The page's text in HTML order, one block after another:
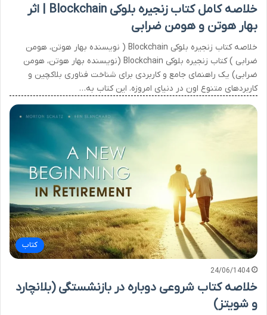
خلاصه کامل کتاب زنجیره بلوکی Blockchain | اثر
بهار هوتن و هومن ضرابی
خلاصه کتاب زنجیره بلوکی Blockchain ( نویسنده بهار هوتن، هومن
ضرابی ) کتاب زنجیره بلوکی Blockchain (نویسنده بهار هوتن، هومن
ضرابی) یک راهنمای جامع و کاربردی برای شناخت فناوری بلاکچین و
کاربردهای متنوع اون در دنیای امروزه. این کتاب به…
کتاب
24/06/1404
خلاصه کتاب شروعی دوباره در بازنشستگی (بلانچارد
و شویتز)